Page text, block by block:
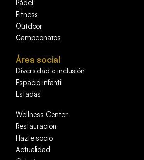
Pádel
Fitness
Outdoor
Campeonatos
Área social
Diversidad e inclusión
Espacio infantil
Estadas
Wellness Center
Restauración
Hazte socio
Actualidad